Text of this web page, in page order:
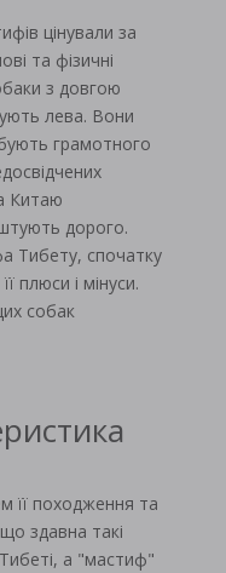
цінували за
та фізичні
з довгою
лева. Вони
грамотного
Китаю
дорого.
Тибету, спочатку
плюси і мінуси.
собак
її походження та
здавна такі
а "мастиф"